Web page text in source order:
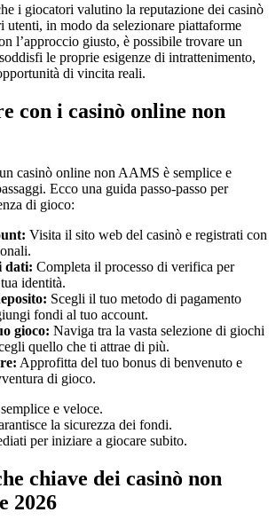
i giocatori valutino la reputazione dei casinò
utenti, in modo da selezionare piattaforme
l’approccio giusto, è possibile trovare un
le proprie esigenze di intrattenimento,
di vincita reali.
con i casinò online non
casinò online non AAMS è semplice e
Ecco una guida passo-passo per
di gioco:
Visita il sito web del casinò e registrati con
dati: Completa il processo di verifica per
identità.
Scegli il tuo metodo di pagamento
fondi al tuo account.
gioco: Naviga tra la vasta selezione di giochi
quello che ti attrae di più.
Approfitta del tuo bonus di benvenuto e
di gioco.
e veloce.
la sicurezza dei fondi.
per iniziare a giocare subito.
chiave dei casinò non
2026